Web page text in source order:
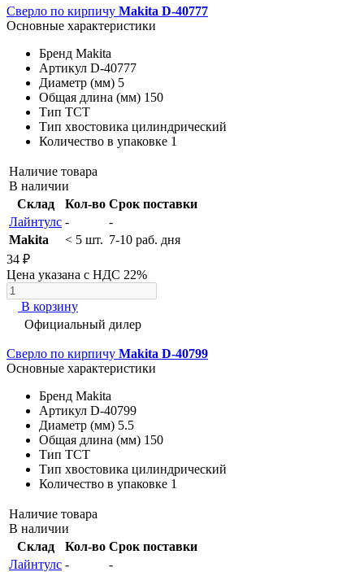
Сверло по кирпичу Makita D-40777
Основные характеристики
Бренд Makita
Артикул D-40777
Диаметр (мм) 5
Общая длина (мм) 150
Тип TCT
Тип хвостовика цилиндрический
Количество в упаковке 1
Наличие товара
В наличии
Склад
Кол-во Срок поставки
Лайнтулс -
-
Makita
< 5 шт. 7-10 раб. дня
34 ₽
Цена указана с НДС 22%
В корзину
Официальный дилер
Сверло по кирпичу Makita D-40799
Основные характеристики
Бренд Makita
Артикул D-40799
Диаметр (мм) 5.5
Общая длина (мм) 150
Тип TCT
Тип хвостовика цилиндрический
Количество в упаковке 1
Наличие товара
В наличии
Склад
Кол-во Срок поставки
Лайнтулс -
-